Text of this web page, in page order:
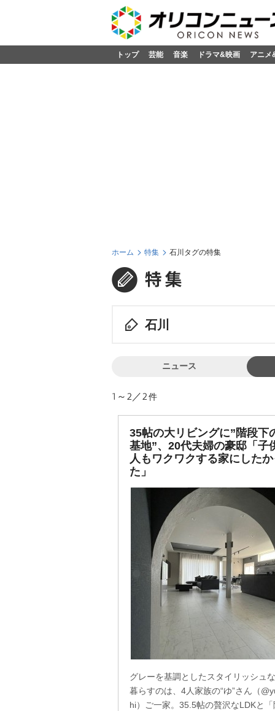
トップ 芸能 音楽 ドラマ&映画 アニメ
ホーム 特集 石川タグの特集
石川
ニュース
1～2／2件
35帖の大リビングに”階段下
基地”、20代夫婦の豪邸「子
人もワクワクする家にした
た」
グレーを基調としたスタイリッシュ
暮らすのは、4人家族の“ゆ”さん（
hi）ご一家。35.5帖の贅沢なLDKと